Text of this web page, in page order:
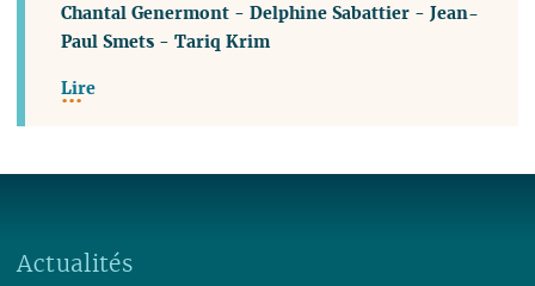
Chantal Genermont -Delphine Sabattier -Jean-
Paul Smets -Tariq Krim
Lire
Actualités